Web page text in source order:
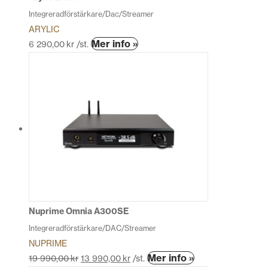
Integreradförstärkare/Dac/Streamer
ARYLIC
6 290,00 kr /st. Mer info »Den
olika
alternativen
Nuprime Omnia A300SE
Integreradförstärkare/DAC/Streamer
NUPRIME
19 990,00kr 13 990,00 kr /st. Mer info »Den